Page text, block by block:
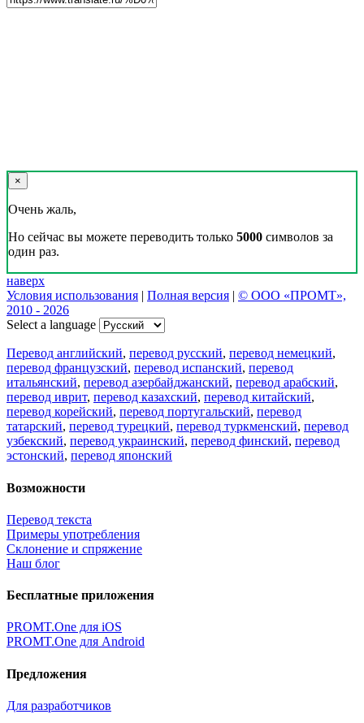
×
Очень жаль,
Но сейчас вы можете переводить только 5000 символов за
один раз.
наверх
Условия использования | Полная версия | © ООО «ПРОМТ»,
2010 - 2026
Select a language
Перевод английский, перевод русский, перевод немецкий,
перевод французский, перевод испанский, перевод
итальянский, перевод азербайджанский, перевод арабский,
перевод иврит, перевод казахский, перевод китайский,
перевод корейский, перевод португальский, перевод
татарский, перевод турецкий, перевод туркменский, перевод
узбекский, перевод украинский, перевод финский, перевод
эстонский, перевод японский
Возможности
Перевод текста
Примеры употребления
Склонение и спряжение
Наш блог
Бесплатные приложения
PROMT.One для iOS
PROMT.One для Android
Предложения
Для разработчиков